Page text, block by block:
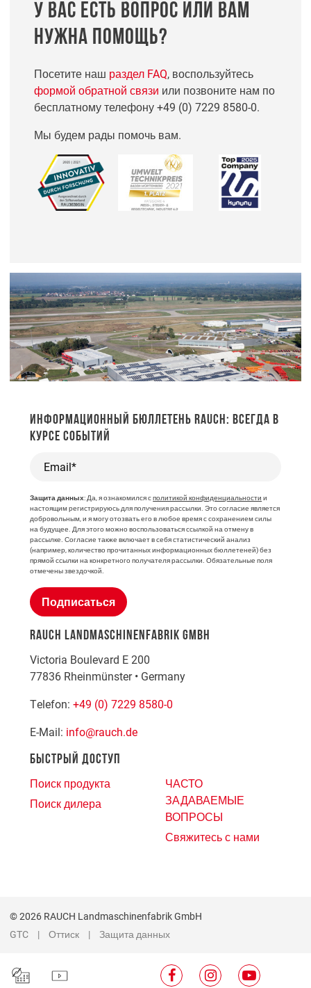
У ВАС ЕСТЬ ВОПРОС ИЛИ ВАМ
НУЖНА ПОМОЩЬ?
Посетите наш раздел FAQ, воспользуйтесь
формой обратной связи или позвоните нам по
бесплатному телефону+49 (0) 7229 8580-0.
Мы будем рады помочь вам.
ИНФОРМАЦИОННЫЙ БЮЛЛЕТЕНЬ RAUCH: ВСЕГДА В
КУРСЕ СОБЫТИЙ
Email*
Защита данных: Да, я ознакомился сполитикой конфиденциальности и
настоящим регистрируюсь для получения рассылки. Это согласие является
добровольным, и я могу отозвать его в любое время с сохранением силы
на будущее. Для этого можно воспользоваться ссылкой на отмену в
рассылке. Согласие также включает в себя статистический анализ
(например, количество прочитанных информационных бюллетеней) без
прямой ссылки на конкретного получателя рассылки. Обязательные поля
отмечены звездочкой.
Подписаться
RAUCH LANDMASCHINENFABRIK GMBH
Victoria Boulevard E 200
77836 Rheinmünster• Germany
Telefon:+49 (0) 7229 8580-0
E-Mail: info@rauch.de
БЫСТРЫЙ ДОСТУП
Поиск продукта
Поиск дилера
ЧАСТО
ЗАДАВАЕМЫЕ
ВОПРОСЫ
Свяжитесь с нами
© 2026 RAUCH Landmaschinenfabrik GmbH
GTC
Оттиск Защита данных